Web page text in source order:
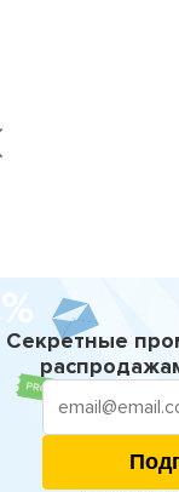
Секретные